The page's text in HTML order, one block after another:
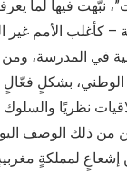
نبّهت فيها لما
– كأغلب الأمم غير
في المدرسة، ومن
الوطني، بشكلٍ
نظريًا والسلوك
من ذلك الوصف
لمملكةٍ